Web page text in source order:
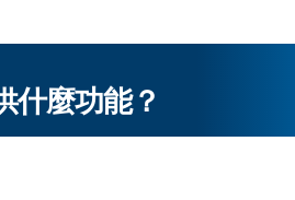
什麼功能？